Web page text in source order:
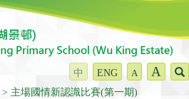
中 ENG A A
主場國情新認識比賽(第一期)